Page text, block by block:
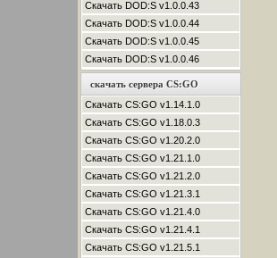
Скачать DOD:S v1.0.0.43
Скачать DOD:S v1.0.0.44
Скачать DOD:S v1.0.0.45
Скачать DOD:S v1.0.0.46
скачать сервера CS:GO
Скачать CS:GO v1.14.1.0
Скачать CS:GO v1.18.0.3
Скачать CS:GO v1.20.2.0
Скачать CS:GO v1.21.1.0
Скачать CS:GO v1.21.2.0
Скачать CS:GO v1.21.3.1
Скачать CS:GO v1.21.4.0
Скачать CS:GO v1.21.4.1
Скачать CS:GO v1.21.5.1